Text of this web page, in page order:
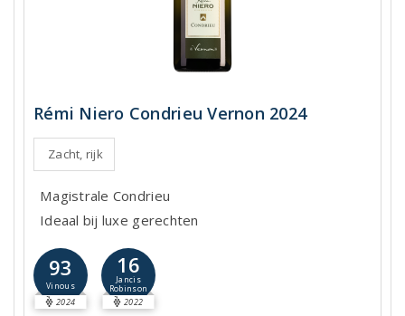
Rémi Niero Condrieu Vernon 2024
Zacht, rijk
Magistrale Condrieu
Ideaal bij luxe gerechten
93
Vinous
2024
16
Jancis
Robinson
2022